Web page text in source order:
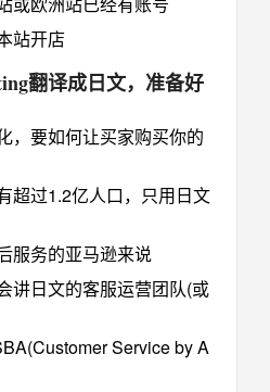
站开店
翻译成日文，准备好
，要如何让买家购买你的
超过1.2亿人口，只用日文
服务的亚马逊来说
讲日文的客服运营团队(或
Service by A